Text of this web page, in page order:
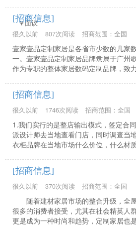
￥面议
[招商信息]
很久以前 807次阅读 招商范围：全国
壹家壹品定制家居是各省市少数的几家
一。壹家壹品定制家居品牌隶属于广州
作为专职的整体家居数码定制品牌，致
[招商信息]
很久以前 1746次阅读 招商范围：全国
1.我们实行的是整店输出模式，签定合
派设计师去当地查看门店，同时调查当
衣柜品牌在当地市场什么价位，什么材
[招商信息]
很久以前 370次阅读 招商范围：全国
随着建材家居市场的整合升级，全
很多的消费者接受，尤其在社会精英人
更是成为一种时尚和趋势，定制家居也